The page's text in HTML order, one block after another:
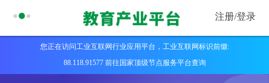
注册/登录
您正在访问工业互联网行业应用平台，工业互联网标识前缀:
88.118.91577 前往国家顶级节点服务平台查询